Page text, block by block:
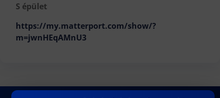
S épület
https://my.matterport.com/show/?
m=jwnHEqAMnU3